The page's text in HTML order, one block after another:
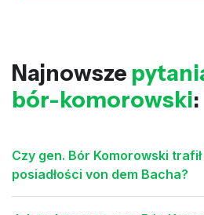
Najnowsze
bór-komorowski:
Czy gen. Bór Komorowski
posiadłości von dem Bacha?